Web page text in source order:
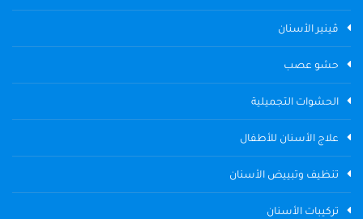
ڤينير الأسنان
حشو عصب
الحشوات التجميلية
علاج الأسنان للأطفال
تنظيف وتبييض الأسنان
تركيبات الأسنان